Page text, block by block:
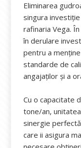
Eliminarea
singura
rafinaria Vega.
în derulare
pentru a
standarde de
angajaţilor şi a
Cu o capacitate
tone/an,
sinergie
care ii asigura